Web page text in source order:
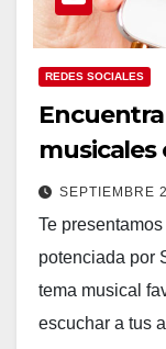
REDES SOCIALES
musicales
SEPTIEMBRE
Te
potenciada por
tema musical
escuchar a tus